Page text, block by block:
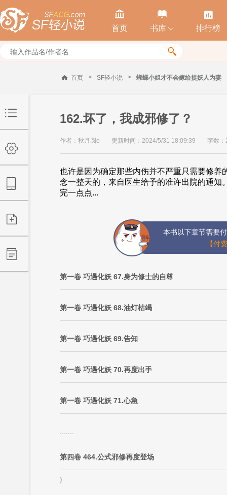

首页

书库 

排行榜

首页 > SF轻小说 > 蝴蝶小姐才不会嫁给捉妖人为妻
162.坏了，我成邪修了？
作者：秋月圆o 更新时间：2024/5/31 18:09:39 字数
也许是因为确定那些内伤并不严重只需要修
念一整天的，来自医生给予的准许出院的通
完一点点...
本书以下章节需要
【付
第一卷 巧遇化妖 67.身为修士的自尊
第一卷 巧遇化妖 68.油灯枯竭
第一卷 巧遇化妖 69.告知
第一卷 巧遇化妖 70.再度出手
第一卷 巧遇化妖 71.心急
第四卷 464.公式邪修再度登场
}